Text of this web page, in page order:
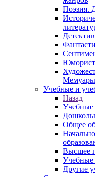
Поэзия.
Детектив
Мемуары
Учебные и
Назад
Учебные
Общее
Высшее
Учебные
Другие